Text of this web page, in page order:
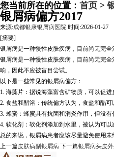
您当前所在的位置： 首页 >
银屑病偏方2017
来源:成都银康银屑病医院 时间:2026-01-27
[摘要]
银屑病是一种慢性皮肤疾病，目前尚无完
银屑病是一种慢性皮肤疾病，目前尚无完
响，因此不应被盲目尝试。
以下是一些常见的银屑病偏方：
1. 海藻片：据说海藻富含矿物质，可以促
2. 食盐和醋浴：传统偏方认为，食盐和醋
3. 蜂蜜：蜂蜜具有抗菌和消炎作用，但没
4. 软化剂：软化剂添加到水里，被认为可
总的来说，银屑病患者应该尽量避免使用
上一篇皮肤病副银屑病 下一篇银屑病头皮